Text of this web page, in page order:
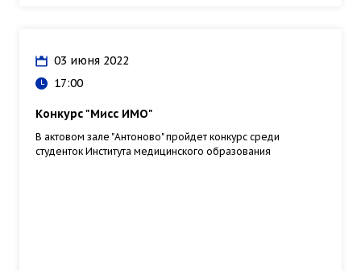
03 июня 2022
17:00
Конкурс "Мисс ИМО"
В актовом зале "Антоново" пройдет конкурс среди
студенток Института медицинского образования